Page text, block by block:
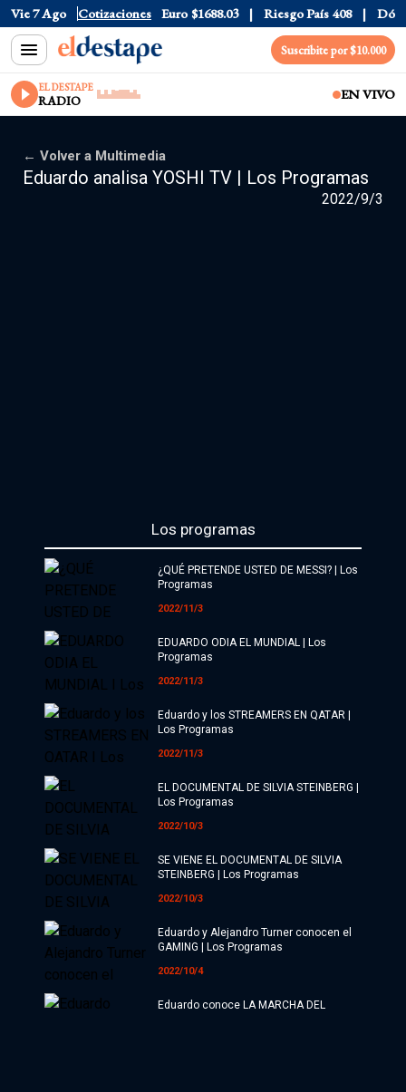
Vie 7 Ago Cotizaciones
Dólar CCL $1577.3 Euro $1688.03 Riesgo País 408
Suscribite por $10.000
EL DESTAPE
RADIO EN VIVO
← Volver a Multimedia
Eduardo analisa YOSHI TV | Los Programas
2022/9/3
Los programas
¿QUÉ PRETENDE USTED DE MESSI? | Los
Programas
2022/11/3
EDUARDO ODIA EL MUNDIAL | Los
Programas
2022/11/3
Eduardo y los STREAMERS EN QATAR |
Los Programas
2022/11/3
EL DOCUMENTAL DE SILVIA STEINBERG |
Los Programas
2022/10/3
SE VIENE EL DOCUMENTAL DE SILVIA
STEINBERG | Los Programas
2022/10/3
Eduardo y Alejandro Turner conocen el
GAMING | Los Programas
2022/10/4
Eduardo conoce LA MARCHA DEL